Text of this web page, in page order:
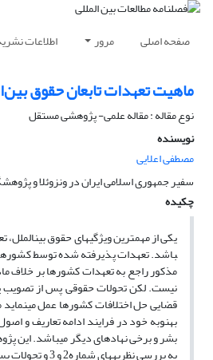
صفحه اصلی مرور اطلاعات
ماهیت تعهدات تابعان حقوق
نوع مقاله : مقاله علمی- پژوهشی مستقل
نویسنده
مصطفی اعلایی
سفیر جمهوری اسلامی ایران در ونزوئلا و
چکیده
مذکور راجع به تعهدات کشورها بر خلاف
قضایی حل اختلافات کشورها عمل
به­نوبه خود در فرایند ادامه­ تعاریف و
بشر و برخی نهادهای دیگر می­باشد. این